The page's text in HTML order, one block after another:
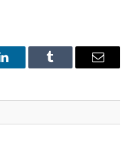
LinkedInTumblr
E-